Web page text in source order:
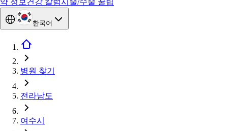
약 정보 건강 칼럼시술/수술 꿀팁
한국어
병원 찾기
전라남도
여수시